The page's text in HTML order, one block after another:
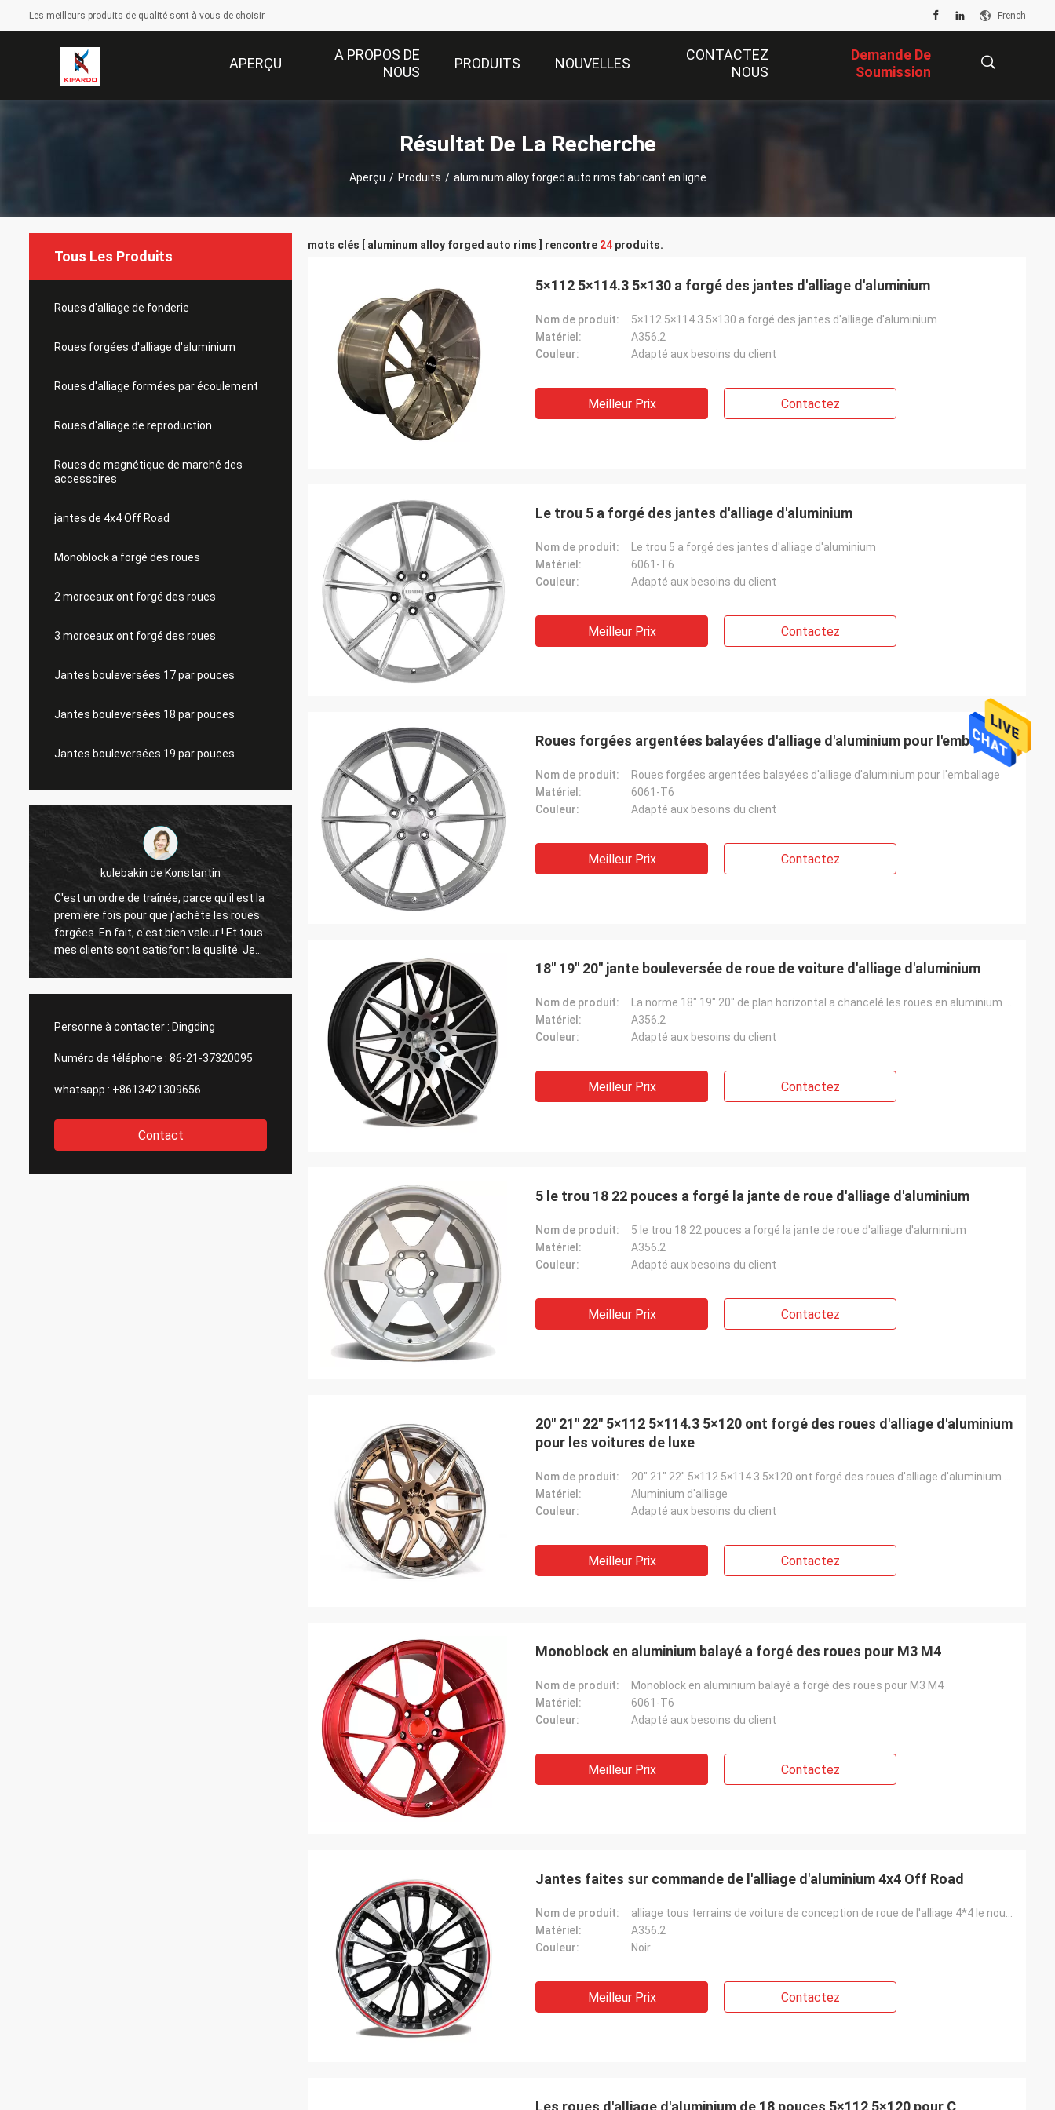
Les meilleurs produits de qualité sont à vous de choisir French
APERÇU
A PROPOS DE
NOUS
PRODUITS NOUVELLES
CONTACTEZ
NOUS
Demande De
Soumission
Résultat De La Recherche
Aperçu / Produits / aluminum alloy forged auto rims fabricant en ligne
Tous Les Produits
Roues d'alliage de fonderie
Roues forgées d'alliage d'aluminium
Roues d'alliage formées par écoulement
Roues d'alliage de reproduction
Roues de magnétique de marché des
accessoires
jantes de 4x4 Off Road
Monoblock a forgé des roues
2 morceaux ont forgé des roues
3 morceaux ont forgé des roues
Jantes bouleversées 17 par pouces
Jantes bouleversées 18 par pouces
Jantes bouleversées 19 par pouces
kulebakin de Konstantin
C'est un ordre de traînée, parce qu'il est la
première fois pour que j'achète les roues
forgées. En fait, c'est bien valeur ! Et tous
mes clients sont satisfont la qualité. Je
surface un nouvel ordre, la livraison rapide
Lucas Mendes
roue impressionnante, bonne qualité et
Personne à contacter : Dingding
Numéro de téléphone : 86-21-37320095
whatsapp : +8613421309656
Contact
mots clés [ aluminum alloy forged auto rims ] rencontre 24 produits.
5×112 5×114.3 5×130 a forgé des jantes d'alliage d'aluminium
Nom de produit:
5×112 5×114.3 5×130 a forgé des jantes d'alliage d'aluminium
Matériel:
A356.2
Couleur:
Adapté aux besoins du client
Meilleur Prix Contactez
Le trou 5 a forgé des jantes d'alliage d'aluminium
Nom de produit:
Le trou 5 a forgé des jantes d'alliage d'aluminium
Matériel:
6061-T6
Couleur:
Adapté aux besoins du client
Meilleur Prix Contactez
Roues forgées argentées balayées d'alliage d'aluminium pour l'emballage
Nom de produit:
Roues forgées argentées balayées d'alliage d'aluminium pour l'emballage
Matériel:
6061-T6
Couleur:
Adapté aux besoins du client
Meilleur Prix Contactez
18" 19" 20" jante bouleversée de roue de voiture d'alliage d'aluminium
Nom de produit:
Matériel:
A356.2
Couleur:
Adapté aux besoins du client
Meilleur Prix Contactez
5 le trou 18 22 pouces a forgé la jante de roue d'alliage d'aluminium
Nom de produit:
5 le trou 18 22 pouces a forgé la jante de roue d'alliage d'aluminium
Matériel:
A356.2
Couleur:
Adapté aux besoins du client
Meilleur Prix Contactez
20" 21" 22" 5×112 5×114.3 5×120 ont forgé des roues d'alliage d'aluminium
pour les voitures de luxe
Nom de produit:
Matériel:
Aluminium d'alliage
Couleur:
Adapté aux besoins du client
Meilleur Prix Contactez
Monoblock en aluminium balayé a forgé des roues pour M3 M4
Nom de produit:
Monoblock en aluminium balayé a forgé des roues pour M3 M4
Matériel:
6061-T6
Couleur:
Adapté aux besoins du client
Meilleur Prix Contactez
Jantes faites sur commande de l'alliage d'aluminium 4x4 Off Road
Nom de produit:
Matériel:
A356.2
Couleur:
Noir
Meilleur Prix Contactez
Les roues d'alliage d'aluminium de 18 pouces 5×112 5×120 pour C